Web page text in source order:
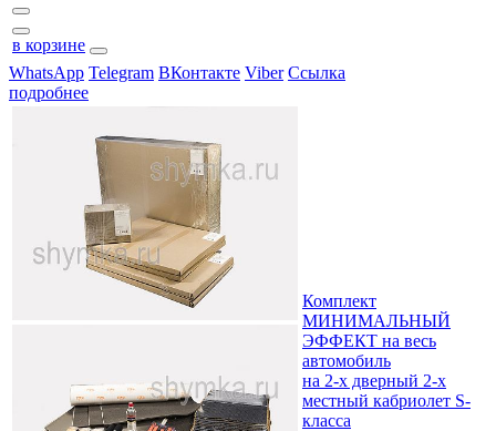
в корзине
WhatsApp Telegram ВКонтакте Viber Ссылка
подробнее
Комплект
МИНИМАЛЬНЫЙ
ЭФФЕКТ на весь
автомобиль
на 2-х дверный 2-х
местный кабриолет S-
класса